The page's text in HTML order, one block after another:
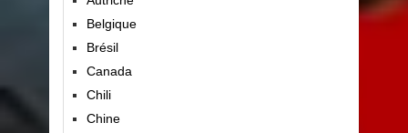
Belgique
Brésil
Canada
Chili
Chine